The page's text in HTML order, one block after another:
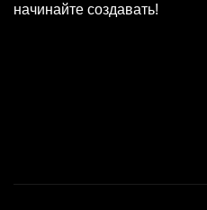
начинайте создавать!